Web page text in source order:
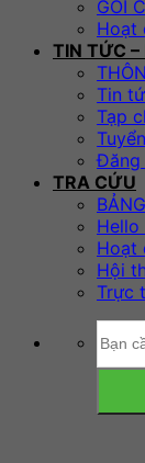
GÓI
Hoạt
TIN TỨC
Tin
Tạp
Đăng
TRA CỨU
Hoạt
Hội
Trực